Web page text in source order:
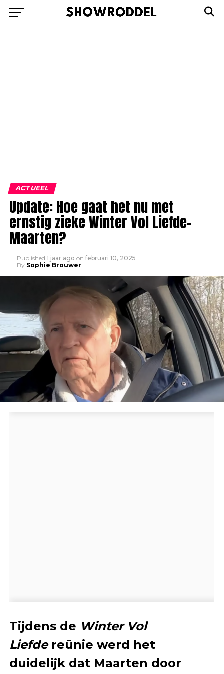
ACTUEEL
Update: Hoe gaat het nu met
ernstig zieke Winter Vol Liefde-
Maarten?
Published 1 jaar ago on februari 10, 2025
By Sophie Brouwer
Tijdens de Winter Vol
Liefdereünie werd het
duidelijk dat Maarten door